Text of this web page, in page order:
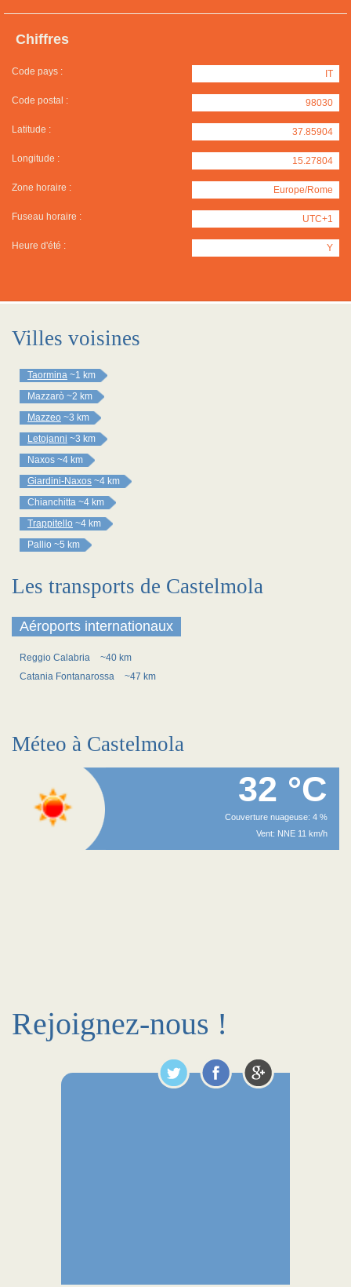
Chiffres
Code pays : IT
Code postal : 98030
Latitude : 37.85904
Longitude : 15.27804
Zone horaire : Europe/Rome
Fuseau horaire : UTC+1
Heure d'été : Y
Villes voisines
Taormina ~1 km
Mazzarò ~2 km
Mazzeo ~3 km
Letojanni ~3 km
Naxos ~4 km
Giardini-Naxos ~4 km
Chianchitta ~4 km
Trappitello ~4 km
Pallio ~5 km
Les transports de Castelmola
Aéroports internationaux
Reggio Calabria
~40 km
Catania Fontanarossa
~47 km
Méteo à Castelmola
32 °C
Couverture nuageuse: 4 %
Vent: NNE 11 km/h
Rejoignez-nous !